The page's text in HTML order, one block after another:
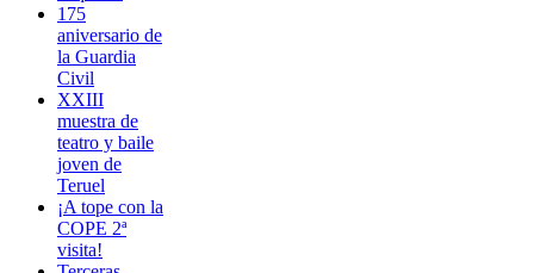
175
aniversario de
la Guardia
Civil
XXIII
muestra de
teatro y baile
joven de
Teruel
¡A tope con la
COPE 2ª
visita!